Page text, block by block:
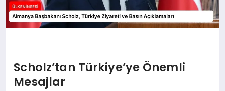
Scholz’tan Türkiye’ye Önemli
Mesajlar